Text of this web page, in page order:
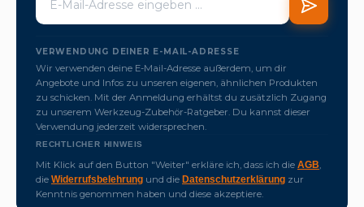
VERWENDUNG DEINER E-MAIL-ADRESSE
Wir verwenden deine E-Mail-Adresse außerdem, um dir
Angebote und Infos zu unseren eigenen, ähnlichen Produkten
zu schicken. Mit der Anmeldung erhältst du zusätzlich Zugang
zu unserem Werkzeug-Zubehör-Ratgeber. Du kannst dieser
Verwendung jederzeit widersprechen.
RECHTLICHER HINWEIS
Mit Klick auf den Button "Weiter" erkläre ich, dass ich die AGB,
die Widerrufsbelehrung und die Datenschutzerklärung zur
Kenntnis genommen haben und diese akzeptiere.